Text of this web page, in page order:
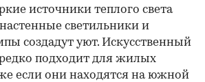
источники теплого света
светильники и
создадут уют. Искусственный
подходит для жилых
если они находятся на южной